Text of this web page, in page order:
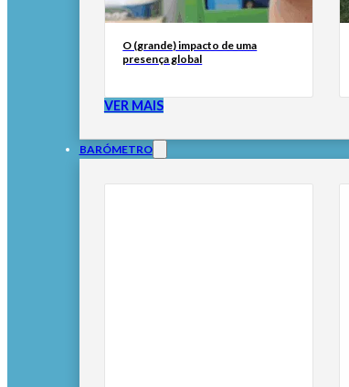
O (grande) impacto de uma
presença global
VER MAIS
BARÓMETRO